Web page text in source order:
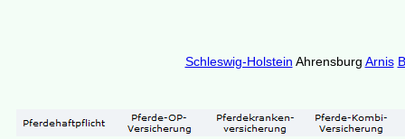
Schleswig-Holstein Ahrensburg Arnis